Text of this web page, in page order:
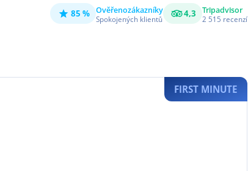
85 % Ověřenozákazníky
Spokojených klientů 4,3 Tripadvisor
2 515 recenzí
FIRST MINUTE